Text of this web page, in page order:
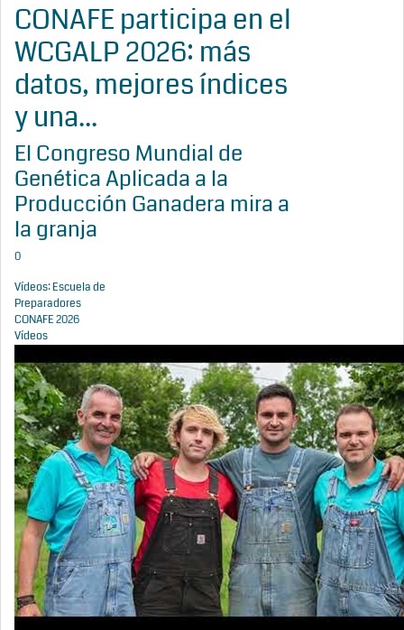
CONAFE participa en el
WCGALP 2026: más
datos, mejores índices
y una...
El Congreso Mundial de
Genética Aplicada a la
Producción Ganadera mira a
la granja
0
Vídeos: Escuela de
Preparadores
CONAFE 2026
Vídeos